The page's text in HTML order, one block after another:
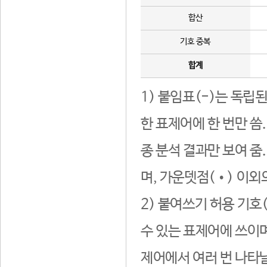
합산
기호 중복
합계
1) 붙임표(-)는 독립된
한 표제어에 한 번만
종 분석 결과만 보여
며, 가운뎃점(•) 이외
2) 붙여쓰기 허용 기호
수 있는 표제어에 쓰이
제어에서 여러 번 나타